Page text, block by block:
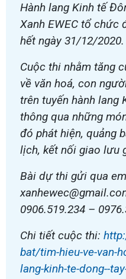
Hành lang Kinh tế
Xanh EWEC tổ chức
hết ngày 31/12/2020.
Cuộc thi nhằm tăng
về văn hoá, con
trên tuyến hành lang
thông qua những
đó phát hiện, quảng
lịch, kết nối giao lưu
Bài dự thi gửi qua
0906.519.234 –
Chi tiết cuộc thi:
bat/tim-hieu-ve-van-
lang-kinh-te-dong--